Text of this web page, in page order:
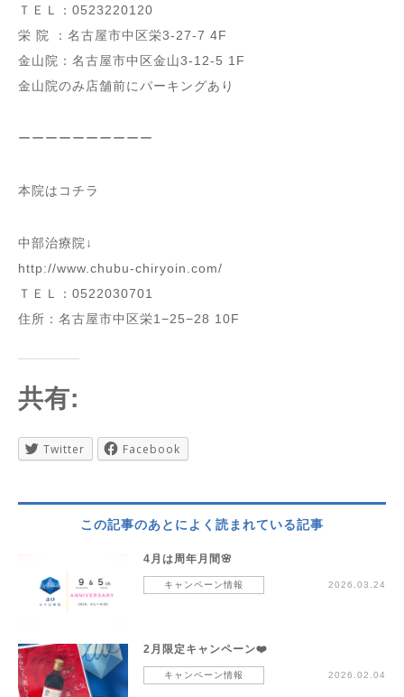
ＴＥＬ：0523220120
栄 院 ：名古屋市中区栄3-27-7 4F
金山院：名古屋市中区金山3-12-5 1F
金山院のみ店舗前にパーキングあり
ーーーーーーーーーー
本院はコチラ
中部治療院↓
http://www.chubu-chiryoin.com/
ＴＥＬ：0522030701
住所：名古屋市中区栄1−25−28 10F
共有:
Twitter Facebook
この記事のあとによく読まれている記事
4月は周年月間🌸
キャンペーン情報 2026.03.24
2月限定キャンペーン❤️
キャンペーン情報 2026.02.04